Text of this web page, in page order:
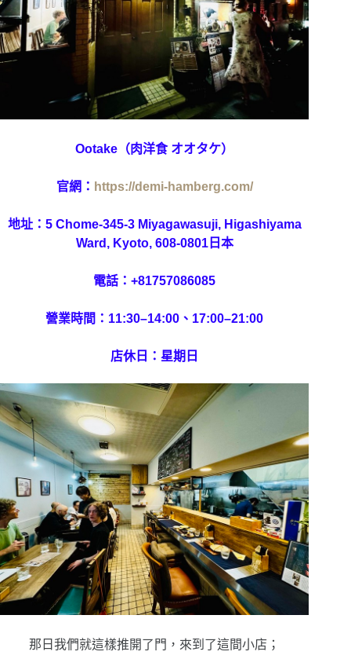
Ootake（肉洋食 オオタケ）
官網： https://demi-hamberg.com/
地址：5 Chome-345-3 Miyagawasuji, Higashiyama
Ward, Kyoto, 608-0801日本
電話：+81757086085
營業時間：11:30–14:00、17:00–21:00
店休日：星期日
那日我們就這樣推開了門，來到了這間小店；